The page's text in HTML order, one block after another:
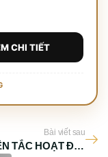
CHI TIẾT
Bài viết sau
NGUYÊN TẮC HOẠT ĐỘNG CỦA LUẬT SƯ Ở TPHCM